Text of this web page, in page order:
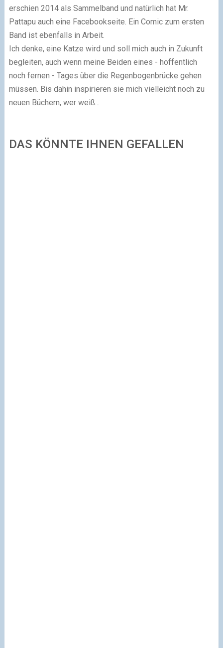
erschien 2014 als Sammelband und natürlich hat Mr.
Pattapu auch eine Facebookseite. Ein Comic zum ersten
Band ist ebenfalls in Arbeit.
Ich denke, eine Katze wird und soll mich auch in Zukunft
begleiten, auch wenn meine Beiden eines - hoffentlich
noch fernen - Tages über die Regenbogenbrücke gehen
müssen. Bis dahin inspirieren sie mich vielleicht noch zu
neuen Büchern, wer weiß...
DAS KÖNNTE IHNEN GEFALLEN